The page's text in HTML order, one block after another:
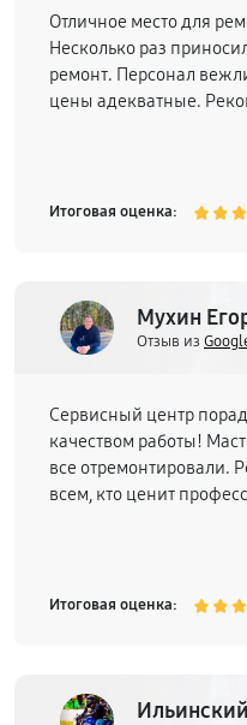
Отличное место для
Несколько раз
ремонт. Персонал
цены адекватные.
Итоговая оценка:
Мухин
Отзыв из
Сервисный центр
качеством работы!
все отремонтировали.
всем, кто ценит
Итоговая оценка: